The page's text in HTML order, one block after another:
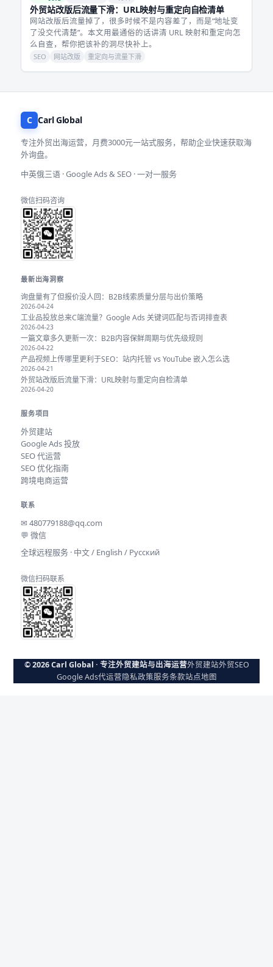
外贸站改版后流量下滑：URL映射与重定向自检清单
网站改版后流量掉了，很多时候不是内容差了，而是“地址变
了没交代清楚”。本文用最通俗的话讲清 URL 映射和重定向怎
么自查，帮你把该补的洞尽快补上。
SEO 网站改版 重定向与流量下滑
C Carl Global
专注外贸出海运营，月费3000元一站式服务，帮助企业快速获取海
外询盘。
中英俄三语 · Google Ads & SEO · 一对一服务
微信扫码咨询
最新出海洞察
询盘量有了但报价没人回：B2B线索质量分层与出价策略
2026-04-24
工业品投放总来C端流量？Google Ads 关键词匹配与否词排查表
2026-04-23
一篇文章多久更新一次：B2B内容保鲜周期与优先级规则
2026-04-22
产品视频上传哪里更利于SEO：站内托管 vs YouTube 嵌入怎么选
2026-04-21
外贸站改版后流量下滑：URL映射与重定向自检清单
2026-04-20
服务项目
外贸建站
Google Ads 投放
SEO 代运营
SEO 优化指南
跨境电商运营
联系
✉480779188@qq.com
💬 微信
全球远程服务 · 中文 / English / Русский
微信扫码联系
© 2026 Carl Global · 专注外贸建站与出海运营外贸建站外贸SEO
Google Ads代运营隐私政策服务条款站点地图